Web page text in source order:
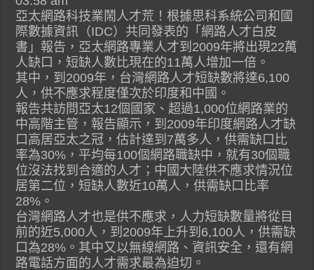
亞太網路科技業鬧人才荒！根據思科系統公司和國
際數據資訊（IDC）共同發表的「網路人才白皮
書」報告，亞太網路專業人才到2009年將出現22萬
人缺口，短缺人數比現在的11萬人增加一倍。
其中，到2009年，台灣網路人才短缺數將達6,100
人，供不應求程度僅次於印度和中國。
報告共訪問亞太12個國家、超過1,000位網路業的
中高階主管，報告顯示，到2009年印度網路人才缺
口高居亞太之冠，估計達到7萬多人，供需缺口比
率為30%，平均每100個網路職缺中，就有30個職
位沒法找到合適的人才；中國大陸供不應求情況位
居第二位，短缺人數近10萬人，供需缺口比率
28%。
台灣網路人才也是供不應求，人力短缺數量將從目
前的近5,000人，到2009年上升到6,100人，供需缺
口為28%。其中又以無線網路、資訊安全，還有網
路電話方面的人才需求最為迫切。